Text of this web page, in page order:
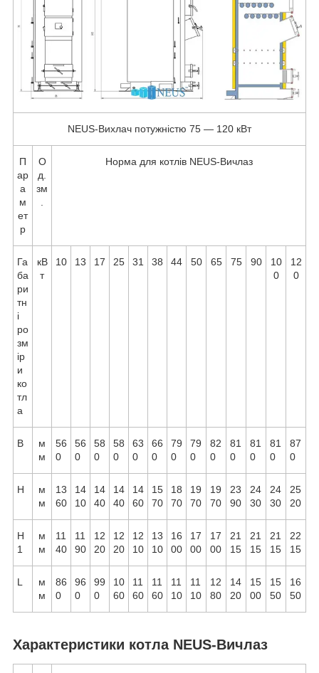
NEUS-Вихлач потужністю 75 — 120 кВт
П
ар
а
м
ет
р
О
д.
зм
Норма для котлів NEUS-Вичлаз
Га
ба
ри
тн
і
ро
зм
ір
и
ко
тл
а
кВ
т
10 13 17 25 31 38 44 50 65 75 90
10
0
12
0
B
м
м
56
0
56
0
58
0
58
0
63
0
66
0
79
0
79
0
82
0
81
0
81
0
81
0
87
0
H
м
м
13
60
14
10
14
40
14
40
14
60
15
70
18
70
19
70
19
70
23
90
24
30
24
30
25
20
H
1
м
м
11
40
11
90
12
20
12
20
12
10
13
10
16
00
17
00
17
00
21
15
21
15
21
15
22
15
L
м
м
86
0
96
0
99
0
10
60
11
60
11
60
11
10
11
10
12
80
14
20
15
00
15
50
16
50
Характеристики котла NEUS-Вичлаз